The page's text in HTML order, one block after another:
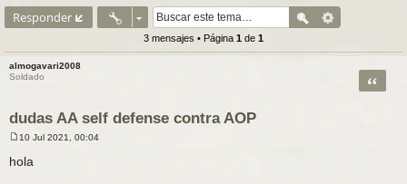
Responder
3 mensajes • Página 1 de 1
almogavari2008
Soldado
dudas AA self defense contra AOP
Citar
n
10 Jul 2021, 00:04
hola